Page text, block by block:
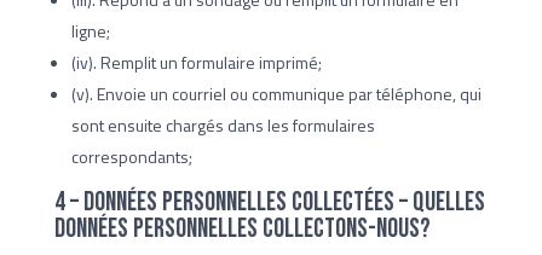
ligne;
(iv). Remplit un formulaire imprimé;
(v). Envoie un courriel ou communique par téléphone, qui
sont ensuite chargés dans les formulaires
correspondants;
4 – Données personnelles collectées – Quelles
données personnelles collectons-nous?